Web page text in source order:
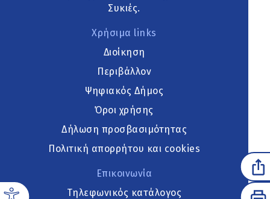
Συκιές.
Χρήσιμα links
Διοίκηση
Περιβάλλον
Ψηφιακός Δήμος
Όροι χρήσης
Δήλωση προσβασιμότητας
Πολιτική απορρήτου και cookies
Επικοινωνία
Τηλεφωνικός κατάλογος